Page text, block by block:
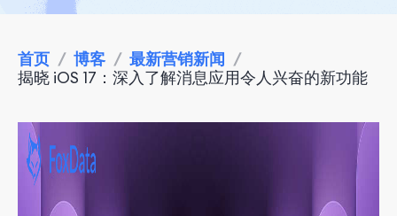
首页 / 博客 / 最新营销新闻 /
揭晓 iOS 17：深入了解消息应用令人兴奋的新功能